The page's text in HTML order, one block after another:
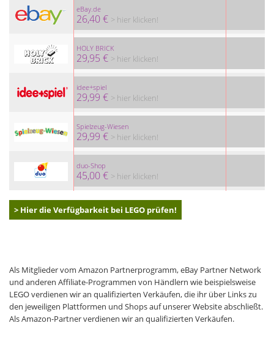
eBay.de
26,40 € > hier klicken!
HOLY BRICK
29,95 € > hier klicken!
idee+spiel
29,99 € > hier klicken!
Spielzeug-Wiesen
29,99 € > hier klicken!
duo-Shop
45,00 € > hier klicken!
> Hier die Verfügbarkeit bei LEGO prüfen!
Als Mitglieder vom Amazon Partnerprogramm, eBay Partner Network
und anderen Affiliate-Programmen von Händlern wie beispielsweise
LEGO verdienen wir an qualifizierten Verkäufen, die ihr über Links zu
den jeweiligen Plattformen und Shops auf unserer Website abschließt.
Als Amazon-Partner verdienen wir an qualifizierten Verkäufen.